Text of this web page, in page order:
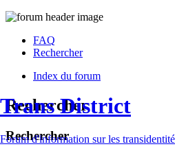
Trans District
Forum d'information sur les
FAQ
Rechercher
Index du forum
Rechercher
Rechercher